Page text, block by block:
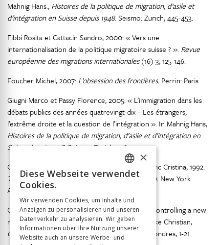
Mahnig Hans., Histoires de la politique de migration, d’asile et
d’intégration en Suisse depuis 1948. Seismo: Zurich, 445-453.
Fibbi Rosita et Cattacin Sandro, 2000: « Vers une
internationalisation de la politique migratoire suisse ? ». Revue
européenne des migrations internationales(16) 3, 125-146.
Foucher Michel, 2007: L’obsession des frontières. Perrin: Paris.
Giugni Marco et Passy Florence, 2005: « L’immigration dans les
débats publics des années quatrevingt-dix – Les étrangers,
l’extrême droite et la question de l’intégration ». In Mahnig Hans,
Histoires de la politique de migration, d’asile et d’intégration en
Suisse depuis 1948.Seismo: Zurich, 416-441.
Glick Schiller Nina, Basch Linda and Szanton-Blanc Cristina, 1992:
Toward a Transnational Perspective on Migration. New York
Academy of Science: New York.
Guiraudon Virginie et Joppke Christian, 2001: “Controlling a new
migration world”. In Guiraudon Virginie et Joppke Christian,
Controlling a new migration world. Routledge: Londres, 1-21.
FRENCH
ITALIAN
×
Diese Webseite verwendet
Cookies.
Wir verwenden Cookies, um Inhalte und
Anzeigen zu personalisieren und unseren
Datenverkehr zu analysieren. Wir geben
Informationen über Ihre Nutzung unserer
Website auch an unsere Werbe- und